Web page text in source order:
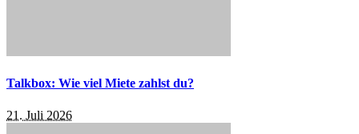
Talkbox: Wie viel Miete zahlst du?
21. Juli 2026